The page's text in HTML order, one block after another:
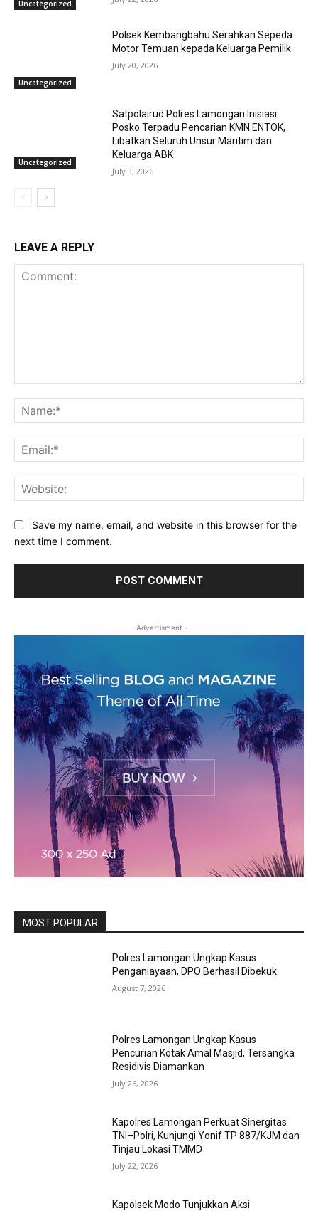
Uncategorized
Uncategorized
Polsek Kembangbahu Serahkan Sepeda
Motor Temuan kepada Keluarga Pemilik
July 20, 2026
Uncategorized
Satpolairud Polres Lamongan Inisiasi
Posko Terpadu Pencarian KMN ENTOK,
Libatkan Seluruh Unsur Maritim dan
Keluarga ABK
July 3, 2026
LEAVE A REPLY
Save my name, email, and website in this browser for the
next time I comment.
- Advertisment -
MOST POPULAR
Polres Lamongan Ungkap Kasus
Penganiayaan, DPO Berhasil Dibekuk
August 7, 2026
Polres Lamongan Ungkap Kasus
Pencurian Kotak Amal Masjid, Tersangka
Residivis Diamankan
July 26, 2026
Kapolres Lamongan Perkuat Sinergitas
TNI–Polri, Kunjungi Yonif TP 887/KJM dan
Tinjau Lokasi TMMD
July 22, 2026
Kapolsek Modo Tunjukkan Aksi